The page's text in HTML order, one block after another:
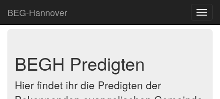
BEG-Hannover
Toggle
BEGH Predigten
Hier findet ihr die Predigten der